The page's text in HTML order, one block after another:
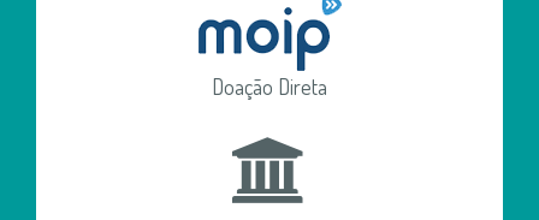
Doação Direta